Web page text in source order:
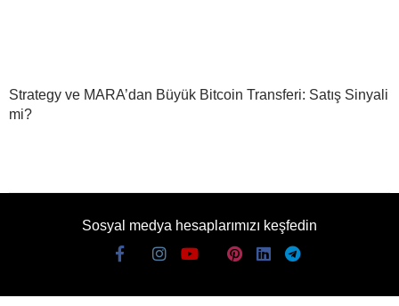
Strategy ve MARA’dan Büyük Bitcoin Transferi: Satış Sinyali
mi?
Sosyal medya hesaplarımızı keşfedin